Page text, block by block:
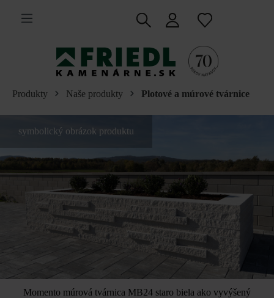
hlavný obsah
Produkty Naše produkty Plotové a múrové tvárnice
Momento múrová tvárnica MB24 staro biela ako vyvýšený
symbolický obrázok produktu